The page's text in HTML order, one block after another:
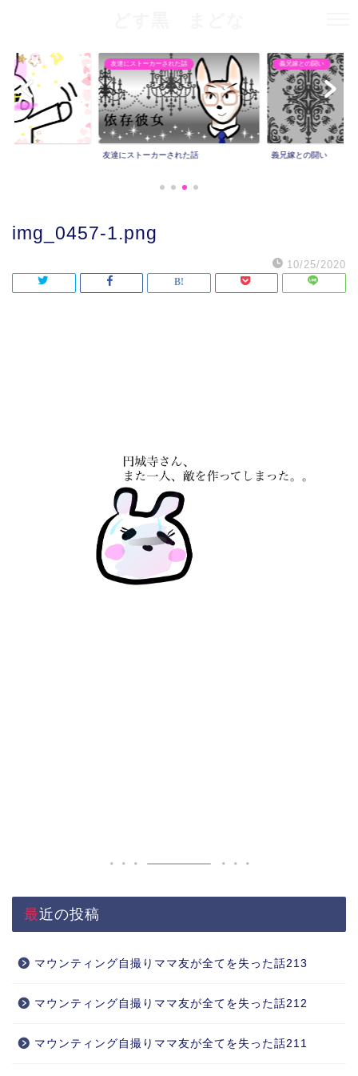
友達にストーカーされた話
友達にストーカーされた話
義兄嫁との闘い
義兄嫁との闘い
img_0457-1.png
10/25/2020
最近の投稿
マウンティング自撮りママ友が全てを失った話213
マウンティング自撮りママ友が全てを失った話212
マウンティング自撮りママ友が全てを失った話211